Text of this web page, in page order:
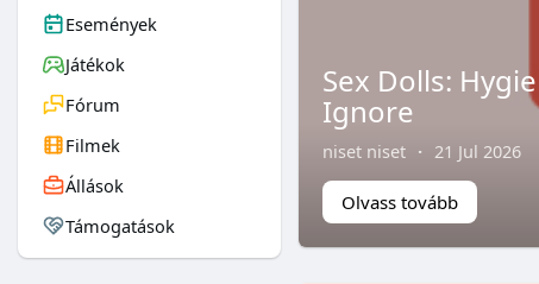
Események
Játékok
Fórum
Filmek
Állások
Támogatások
Sex Dolls:
Ignore
niset niset · 21 Jul 2026
Olvass tovább